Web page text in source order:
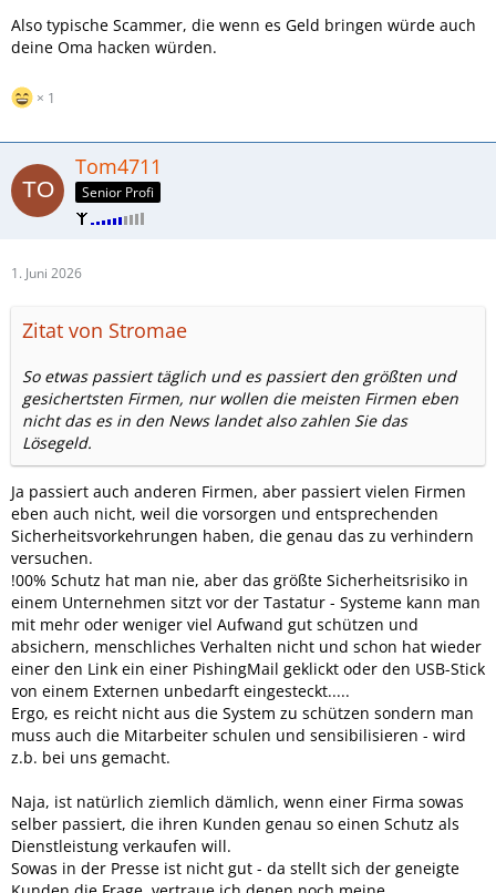
Also typische Scammer, die wenn es Geld bringen würde auch
deine Oma hacken würden.
1
Tom4711
Senior Profi
1. Juni 2026
Zitat von Stromae
So etwas passiert täglich und es passiert den größten und
gesichertsten Firmen, nur wollen die meisten Firmen eben
nicht das es in den News landet also zahlen Sie das
Lösegeld.
Ja passiert auch anderen Firmen, aber passiert vielen Firmen
eben auch nicht, weil die vorsorgen und entsprechenden
Sicherheitsvorkehrungen haben, die genau das zu verhindern
versuchen.
!00% Schutz hat man nie, aber das größte Sicherheitsrisiko in
einem Unternehmen sitzt vor der Tastatur - Systeme kann man
mit mehr oder weniger viel Aufwand gut schützen und
absichern, menschliches Verhalten nicht und schon hat wieder
einer den Link ein einer PishingMail geklickt oder den USB-Stick
von einem Externen unbedarft eingesteckt.....
Ergo, es reicht nicht aus die System zu schützen sondern man
muss auch die Mitarbeiter schulen und sensibilisieren - wird
z.b. bei uns gemacht.
Naja, ist natürlich ziemlich dämlich, wenn einer Firma sowas
selber passiert, die ihren Kunden genau so einen Schutz als
Dienstleistung verkaufen will.
Sowas in der Presse ist nicht gut - da stellt sich der geneigte